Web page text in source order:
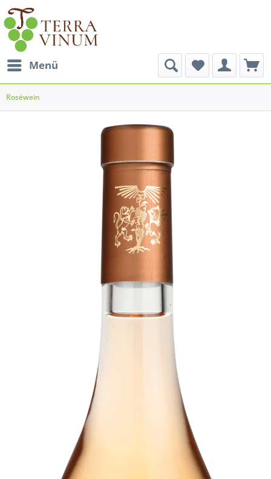
Menü
Roséwein